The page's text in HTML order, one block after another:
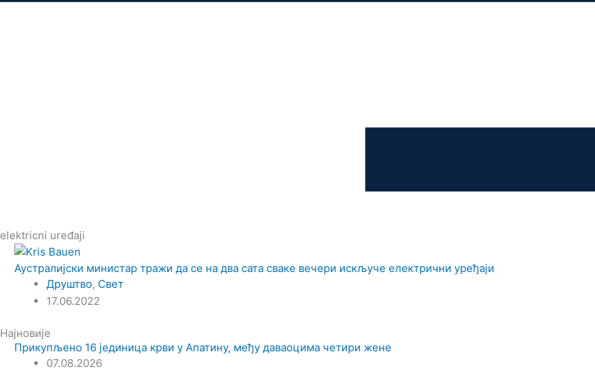
elektricni uređaji
Аустралијски министар тражи да се на два сата сваке вечери искључе електрични уређаји
Друштво, Свет
17.06.2022
Најновије
Прикупљено 16 јединица крви у Апатину, међу даваоцима четири жене
07.08.2026